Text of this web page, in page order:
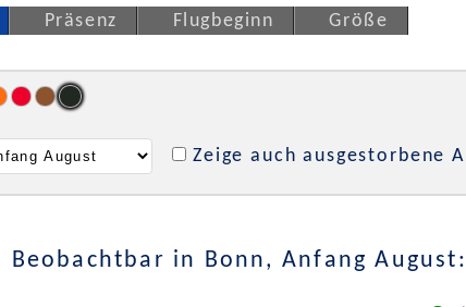
Präsenz Flugbeginn Größe
Zeige auch ausgestorbene
Beobachtbar in Bonn, Anfang